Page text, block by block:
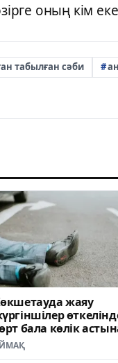
оның кім
табылған сәби
жаяу
бала көлік